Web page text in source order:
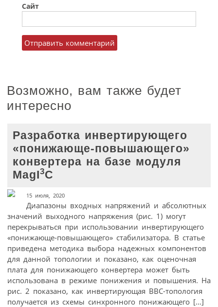
Сайт
Возможно, вам также будет
интересно
Разработка инвертирующего
«понижающе-повышающего»
конвертера на базе модуля
MagI3C
15 июля, 2020
Диапазоны входных напряжений и абсолютных
значений выходного напряжения (рис. 1) могут
перекрываться при использовании инвертирующего
«понижающе-повышающего» стабилизатора. В статье
приведена методика выбора надежных компонентов
для данной топологии и показано, как оценочная
плата для понижающего конвертера может быть
использована в режиме понижения и повышения. На
рис. 2 показано, как инвертирующая BBC-топология
получается из схемы синхронного понижающего […]